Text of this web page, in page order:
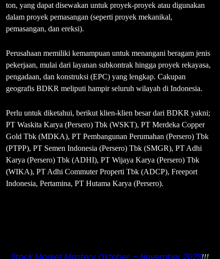
ton, yang dapat disewakan untuk proyek-proyek atau digunakan
dalam proyek pemasangan (seperti proyek mekanikal,
pemasangan, dan ereksi).
Perusahaan memiliki kemampuan untuk menangani beragam jenis
pekerjaan, mulai dari layanan subkontrak hingga proyek rekayasa,
pengadaan, dan konstruksi (EPC) yang lengkap. Cakupan
geografis BDKR meliputi hampir seluruh wilayah di Indonesia.
Perlu untuk diketahui, berikut klien-klien besar dari BDKR yakni;
PT Waskita Karya (Persero) Tbk (WSKT), PT Merdeka Copper
Gold Tbk (MDKA), PT Pembangunan Perumahan (Persero) Tbk
(PTPP), PT Semen Indonesia (Persero) Tbk (SMGR), PT Adhi
Karya (Persero) Tbk (ADHI), PT Wijaya Karya (Persero) Tbk
(WIKA), PT Adhi Commuter Properti Tbk (ADCP), Freeport
Indonesia, Pertamina, PT Hutama Karya (Persero).
Stock Market Mastery Oktober – November 2023!!!